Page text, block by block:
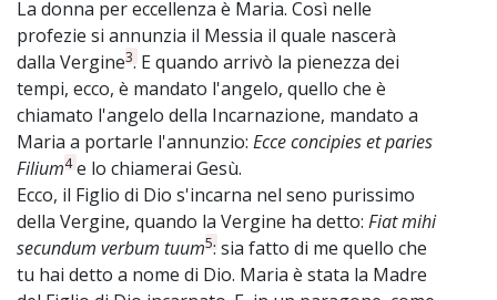
La donna per eccellenza è Maria. Così nelle
profezie si annunzia il Messia il quale nascerà
dalla Vergine3. E quando arrivò la pienezza dei
tempi, ecco, è mandato l'angelo, quello che è
chiamato l'angelo della Incarnazione, mandato a
Maria a portarle l'annunzio: Ecce concipies et paries
Filium4e lo chiamerai Gesù.
Ecco, il Figlio di Dio s'incarna nel seno purissimo
della Vergine, quando la Vergine ha detto: Fiat mihi
secundum verbum tuum5: sia fatto di me quello che
tu hai detto a nome di Dio. Maria è stata la Madre